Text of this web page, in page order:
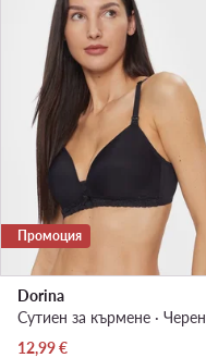
Промоция
Dorina
Сутиен за кърмене · Черен
Актуална цена
12,99€